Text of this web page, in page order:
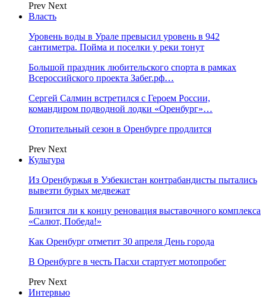
Prev Next
Власть
Уровень воды в Урале превысил уровень в 942
сантиметра. Пойма и поселки у реки тонут
Большой праздник любительского спорта в рамках
Всероссийского проекта Забег.рф…
Сергей Салмин встретился с Героем России,
командиром подводной лодки «Оренбург»…
Отопительный сезон в Оренбурге продлится
Prev Next
Культура
Из Оренбуржья в Узбекистан контрабандисты пытались
вывезти бурых медвежат
Близится ли к концу реновация выставочного комплекса
«Салют, Победа!»
Как Оренбург отметит 30 апреля День города
В Оренбурге в честь Пасхи стартует мотопробег
Prev Next
Интервью